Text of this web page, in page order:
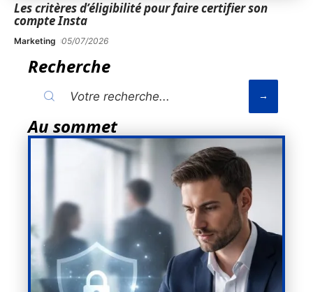
Les critères d’éligibilité pour faire certifier son
compte Insta
Marketing 05/07/2026
Recherche
Au sommet